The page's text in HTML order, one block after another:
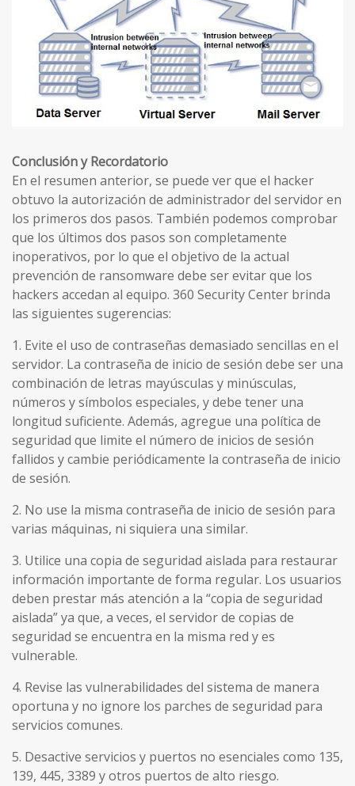
Conclusión y Recordatorio
En el resumen anterior, se puede ver que el hacker
obtuvo la autorización de administrador del servidor en
los primeros dos pasos. También podemos comprobar
que los últimos dos pasos son completamente
inoperativos, por lo que el objetivo de la actual
prevención de ransomware debe ser evitar que los
hackers accedan al equipo. 360 Security Center brinda
las siguientes sugerencias:
1. Evite el uso de contraseñas demasiado sencillas en el
servidor. La contraseña de inicio de sesión debe ser una
combinación de letras mayúsculas y minúsculas,
números y símbolos especiales, y debe tener una
longitud suficiente. Además, agregue una política de
seguridad que limite el número de inicios de sesión
fallidos y cambie periódicamente la contraseña de inicio
de sesión.
2. No use la misma contraseña de inicio de sesión para
varias máquinas, ni siquiera una similar.
3. Utilice una copia de seguridad aislada para restaurar
información importante de forma regular. Los usuarios
deben prestar más atención a la “copia de seguridad
aislada” ya que, a veces, el servidor de copias de
seguridad se encuentra en la misma red y es
vulnerable.
4. Revise las vulnerabilidades del sistema de manera
oportuna y no ignore los parches de seguridad para
servicios comunes.
5. Desactive servicios y puertos no esenciales como 135,
139, 445, 3389 y otros puertos de alto riesgo.